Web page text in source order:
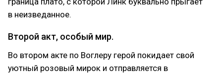
в неизведанное.
Второй акт, особый мир.
Во втором акте по Воглеру герой покидает свой
уютный розовый мирок и отправляется в